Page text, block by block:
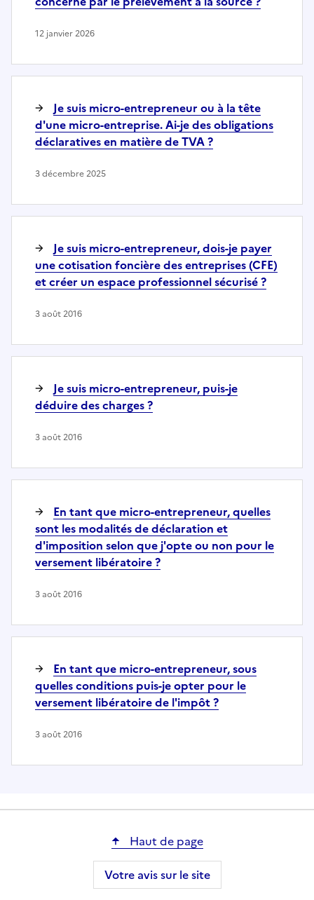
12 janvier 2026
Je suis micro-entrepreneur ou à la tête
d'une micro-entreprise. Ai-je des obligations
déclaratives en matière de TVA ?
3 décembre 2025
Je suis micro-entrepreneur, dois-je payer
une cotisation foncière des entreprises (CFE)
et créer un espace professionnel sécurisé ?
3 août 2016
Je suis micro-entrepreneur, puis-je
déduire des charges ?
3 août 2016
En tant que micro-entrepreneur, quelles
sont les modalités de déclaration et
d'imposition selon que j'opte ou non pour le
versement libératoire ?
3 août 2016
En tant que micro-entrepreneur, sous
quelles conditions puis-je opter pour le
versement libératoire de l'impôt ?
3 août 2016
Haut de page
Votre avis sur le site